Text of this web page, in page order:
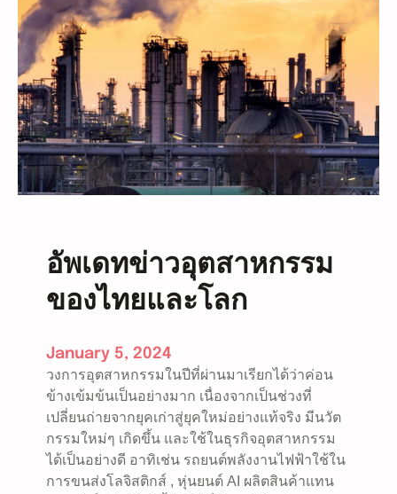
ก
ม
บ
ร
ร
จุ
ภั
น
ปี
6
7
แ
น
โ
น้
อัพเดทข่าวอุตสาหกรรม
ของไทยและโลก
January 5, 2024
วงการอุตสาหกรรมในปีที่ผ่านมาเรียกได้ว่าค่อน
ข้างเข้มข้นเป็นอย่างมาก เนื่องจากเป็นช่วงที่
เปลี่ยนถ่ายจากยุคเก่าสู่ยุคใหม่อย่างแท้จริง มีนวัต
กรรมใหม่ๆ เกิดขึ้น และใช้ในธุรกิจอุตสาหกรรม
ได้เป็นอย่างดี อาทิเช่น รถยนต์พลังงานไฟฟ้าใช้ใน
การขนส่งโลจิสติกส์ , หุ่นยนต์ AI ผลิตสินค้าแทน